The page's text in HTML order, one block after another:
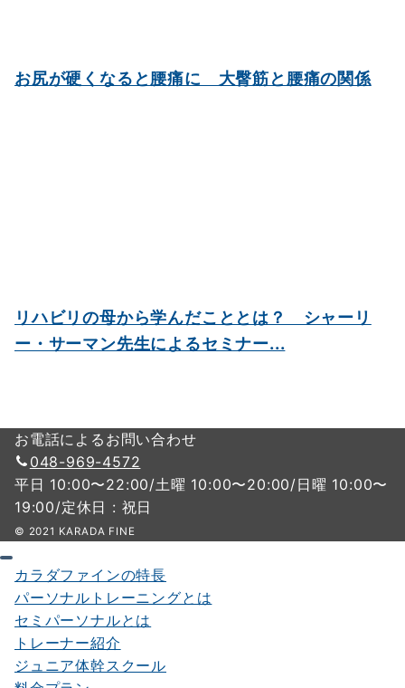
お尻が硬くなると腰痛に 大臀筋と腰痛の関係
リハビリの母から学んだこととは？ シャーリ
ー・サーマン先生によるセミナー...
お電話によるお問い合わせ
048-969-4572
平日 10:00〜22:00/土曜 10:00〜20:00/日曜 10:00〜
19:00/定休日 : 祝日
© 2021 KARADA FINE
カラダファインの特長
パーソナルトレーニングとは
セミパーソナルとは
トレーナー紹介
ジュニア体幹スクール